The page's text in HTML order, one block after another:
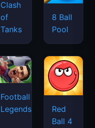
Clash
of
Tanks
8 Ball
Pool
Football
Legends
Red
Ball 4